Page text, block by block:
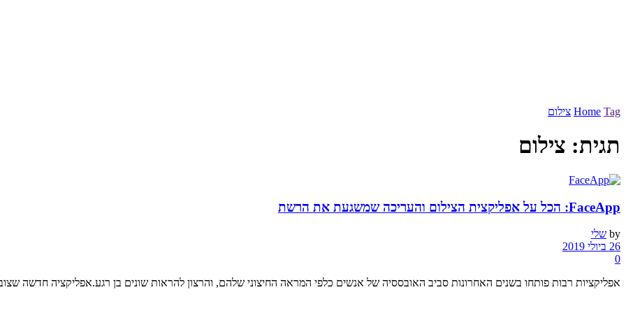
Home Tag צילום
תגית: צילום
FaceApp: הכל על אפליקצית הצילום והעריכה שמשגעת את הרשת
by שלי
26 ביולי 2019
0
אפליקציות רבות פותחו בשנים האחרונות סביב האובססיה של אנשים כלפי המראה החיצוני שלהם, והרצון להראות שונים בן רגע.אפליקציה חדשה